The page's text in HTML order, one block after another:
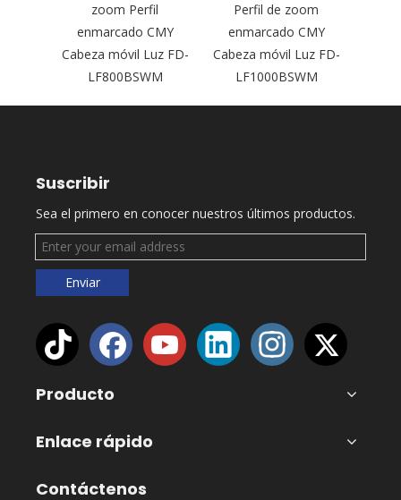
zoom Perfil
enmarcado CMY
Cabeza móvil Luz FD-
LF800BSWM
Perfil de zoom
enmarcado CMY
Cabeza móvil Luz FD-
LF1000BSWM
Suscribir
Sea el primero en conocer nuestros últimos productos.
Enviar
Producto
Enlace rápido
Contáctenos